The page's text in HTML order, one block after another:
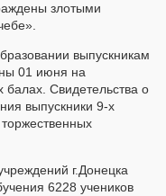
злотыми
выпускникам
01 июня на
балах. Свидетельства о
выпускники 9-х
г.Донецка
6228 учеников